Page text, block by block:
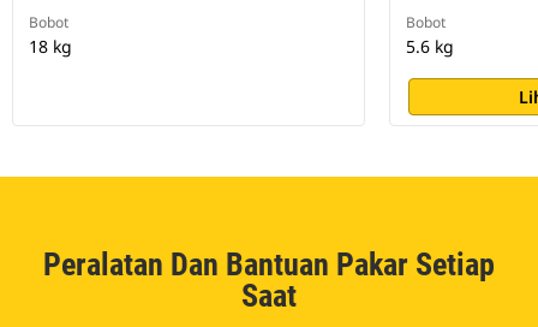
Bobot
18 kg
Bobot
5.6 kg
Peralatan Dan Bantuan Pakar Setiap
Saat